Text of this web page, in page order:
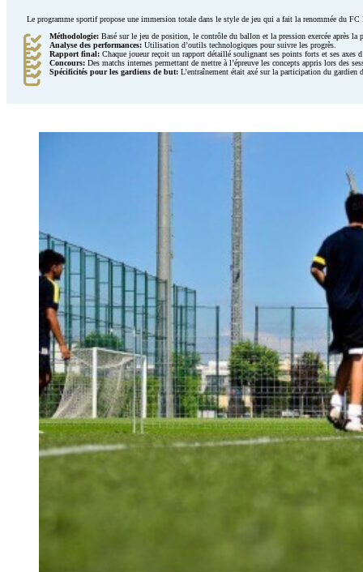
Le programme sportif propose une immersion totale dans le style de jeu qui a fait la renommée du
Méthodologie:Basé sur le jeu de position, le contrôle du ballon et la pression exercée après la
Analyse des performances:Utilisation d’outils technologiques pour suivre les progrès.
Rapport final:Chaque joueur reçoit un rapport détaillé soulignant ses points forts et ses axes
Concours:Des matchs internes permettant de mettre à l’épreuve les concepts appris lors des
Spécificités pour les gardiens de but: L’entraînement était axé sur la participation du gardien